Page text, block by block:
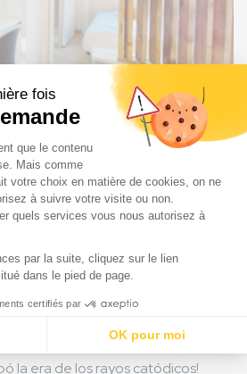
con televisión? 3
televisión por satélite o por cable
Disfrutede una experiencia
gracias a su alojamiento
Ecoluxe como en una casa móvil,
televisores de pantalla plana
que pueda disfrutar del
con las noticias o ver una película
la era de los rayos catódicos!